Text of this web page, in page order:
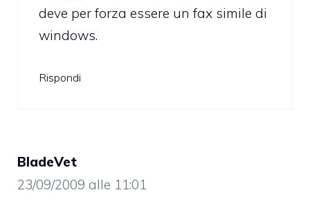
deve per forza essere un fax simile di
windows.
Rispondi
BladeVet
23/09/2009 alle 11:01